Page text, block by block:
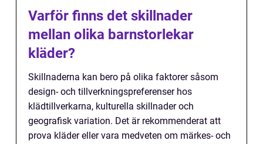
Varför finns det skillnader
mellan olika barnstorlekar
kläder?
Skillnaderna kan bero på olika faktorer såsom
design- och tillverkningspreferenser hos
klädtillverkarna, kulturella skillnader och
geografisk variation. Det är rekommenderat att
prova kläder eller vara medveten om märkes- och